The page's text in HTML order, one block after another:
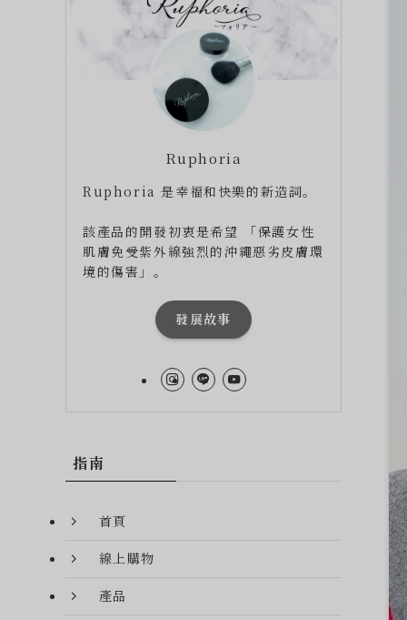
Ruphoria
Ruphoria 是幸福和快樂的新造詞。
該產品的開發初衷是希望 「保護女性
肌膚免受紫外線強烈的沖繩惡劣皮膚環
境的傷害」。
發展故事
指南
首頁
線上購物
產品